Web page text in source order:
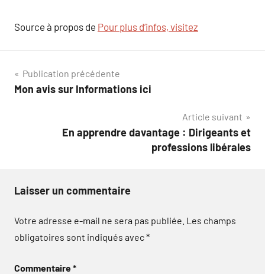
Source à propos de Pour plus d’infos, visitez
Navigation
de
Publication précédente
Mon avis sur Informations ici
Article suivant
En apprendre davantage : Dirigeants et
professions libérales
Laisser un commentaire
Votre adresse e-mail ne sera pas publiée. Les champs
obligatoires sont indiqués avec*
Commentaire*